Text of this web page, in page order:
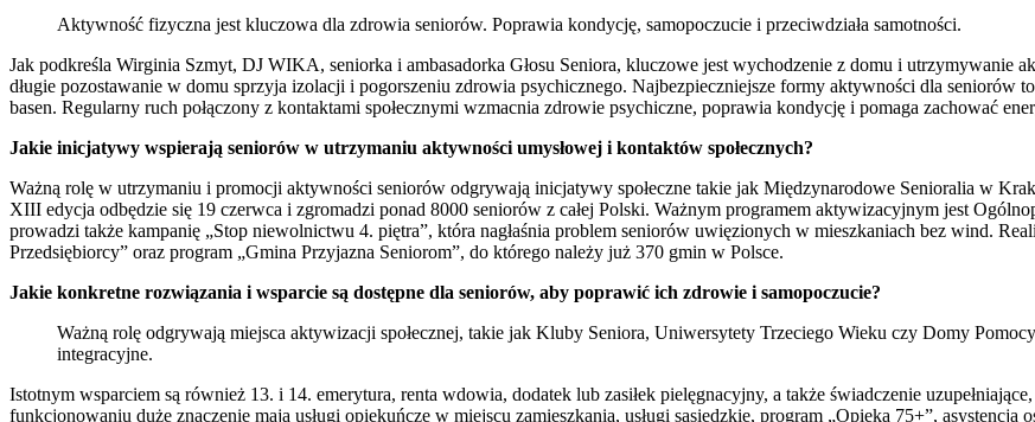
Aktywność fizyczna jest kluczowa dla zdrowia seniorów. Poprawia kondycję, samopoczucie i przeciwdziała samotności.
Jak podkreśla Wirginia Szmyt, DJ WIKA, seniorka i ambasadorka Głosu Seniora, kluczowe jest wychodzenie z domu i utrzymywanie
długie pozostawanie w domu sprzyja izolacji i pogorszeniu zdrowia psychicznego. Najbezpieczniejsze formy aktywności dla seniorów
basen. Regularny ruch połączony z kontaktami społecznymi wzmacnia zdrowie psychiczne, poprawia kondycję i pomaga zachować
Jakie inicjatywy wspierają seniorów w utrzymaniu aktywności umysłowej i kontaktów społecznych?
Ważną rolę w utrzymaniu i promocji aktywności seniorów odgrywają inicjatywy społeczne takie jak Międzynarodowe Senioralia w
XIII edycja odbędzie się 19 czerwca i zgromadzi ponad 8000 seniorów z całej Polski. Ważnym programem aktywizacyjnym jest
prowadzi także kampanię „Stop niewolnictwu 4. piętra”, która nagłaśnia problem seniorów uwięzionych w mieszkaniach bez wind.
Przedsiębiorcy” oraz program „Gmina Przyjazna Seniorom”, do którego należy już 370 gmin w Polsce.
Jakie konkretne rozwiązania i wsparcie są dostępne dla seniorów, aby poprawić ich zdrowie i samopoczucie?
Ważną rolę odgrywają miejsca aktywizacji społecznej, takie jak Kluby Seniora, Uniwersytety Trzeciego Wieku czy Domy
integracyjne.
Istotnym wsparciem są również 13. i 14. emerytura, renta wdowia, dodatek lub zasiłek pielęgnacyjny, a także świadczenie
funkcjonowaniu duże znaczenie mają usługi opiekuńcze w miejscu zamieszkania, usługi sąsiedzkie, program „Opieka 75+”,